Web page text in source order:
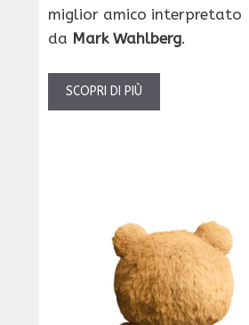
miglior amico interpretato
da Mark Wahlberg.
SCOPRI DI PIÙ